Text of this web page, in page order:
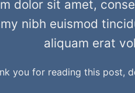
dolor sit amet,
nibh euismod
aliquam erat
you for reading this post,